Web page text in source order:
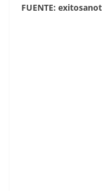
FUENTE: